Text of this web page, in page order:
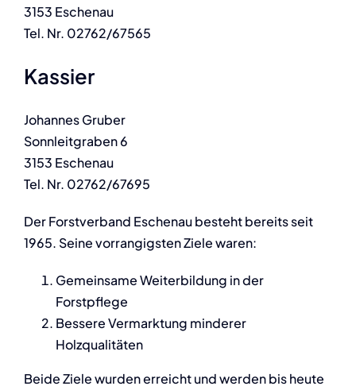
3153 Eschenau
Tel. Nr. 02762/67565
Kassier
Johannes Gruber
Sonnleitgraben 6
3153 Eschenau
Tel. Nr. 02762/67695
Der Forstverband Eschenau besteht bereits seit
1965. Seine vorrangigsten Ziele waren:
Gemeinsame Weiterbildung in der
Forstpflege
Bessere Vermarktung minderer
Holzqualitäten
Beide Ziele wurden erreicht und werden bis heute